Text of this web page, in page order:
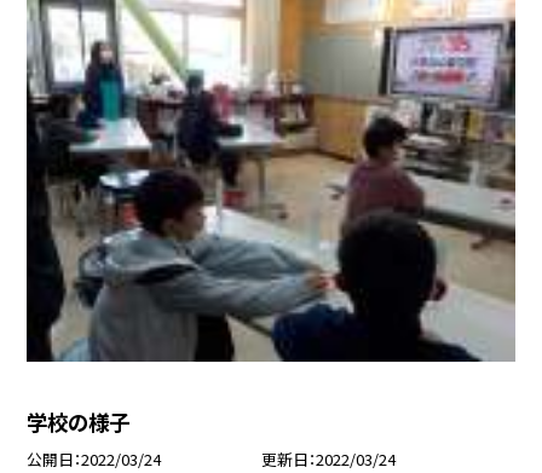
学校の様子
公開日 2022/03/24 更新日 2022/03/24